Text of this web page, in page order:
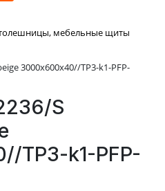
мебельные щиты
3000х600х40//TP3-k1-PFP-
S
TP3-k1-PFP-